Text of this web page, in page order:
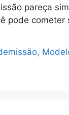
pareça
pode cometer
,